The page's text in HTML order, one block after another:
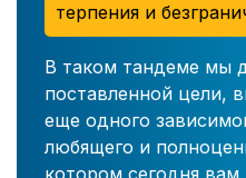
терпения и
В таком тандеме мы
поставленной цели,
еще одного
любящего и